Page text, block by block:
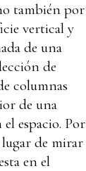
también por
vertical y
de una
de
columnas
de una
espacio. Por
de mirar
en el